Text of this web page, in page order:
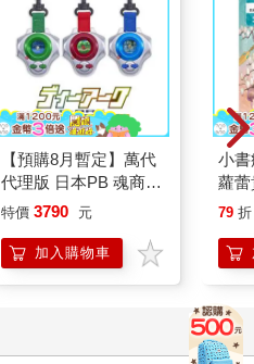
【預購8月暫定】萬代
代理版 日本PB 魂商店
限定 數碼寶貝 D-ARK
特價 3790 元
加入購物車
小
蘿
79 折